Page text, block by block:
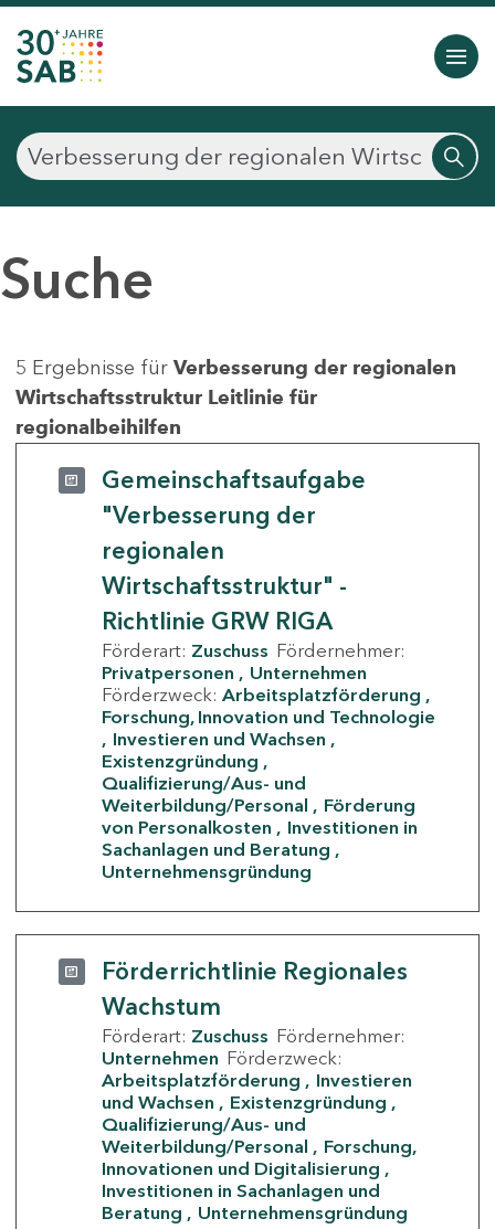
Suche
5 Ergebnisse für Verbesserung der regionalen
Wirtschaftsstruktur Leitlinie für
regionalbeihilfen
Gemeinschaftsaufgabe
"Verbesserung der
regionalen
Wirtschaftsstruktur" -
Richtlinie GRW RIGA
Förderart: Zuschuss Fördernehmer:
Privatpersonen
Unternehmen
Förderzweck: Arbeitsplatzförderung
Forschung, Innovation und Technologie
Investieren und Wachsen
Existenzgründung
Qualifizierung/Aus- und
Weiterbildung/Personal
Förderung
von Personalkosten
Investitionen in
Sachanlagen und Beratung
Unternehmensgründung
Förderrichtlinie Regionales
Wachstum
Förderart: Zuschuss Fördernehmer:
Unternehmen Förderzweck:
Arbeitsplatzförderung
Investieren
und Wachsen
Existenzgründung
Qualifizierung/Aus- und
Weiterbildung/Personal
Forschung,
Innovationen und Digitalisierung
Investitionen in Sachanlagen und
Beratung
Unternehmensgründung